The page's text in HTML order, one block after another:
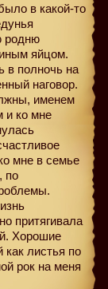
в какой-то
родню
яйцом.
в полночь на
наговор.
именем
и ко мне
мне в семье
по
притягивала
Хорошие
листья по
рок на меня